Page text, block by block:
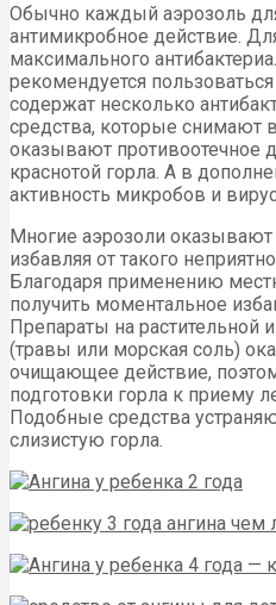
Обычно каждый аэрозоль
антимикробное действие.
максимального
рекомендуется
содержат несколько
средства, которые снимают
оказывают противоотечное
краснотой горла. А в
активность микробов и
Многие аэрозоли
избавляя от такого
Благодаря применению
получить моментальное
Препараты на растительной
(травы или морская соль)
очищающее действие,
подготовки горла к приему
Подобные средства
слизистую горла.